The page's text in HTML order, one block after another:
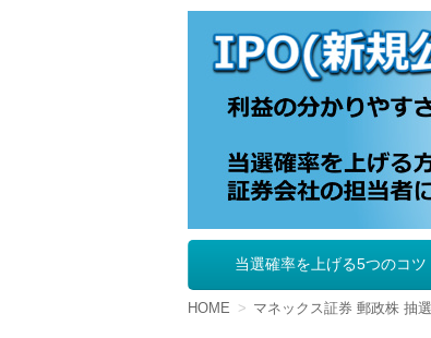
IPO（新規公
ン
テ
当選確率を上げる5つのコツ
HOME マネックス証券 郵政株 抽